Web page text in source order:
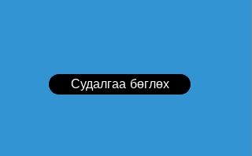
Судалгаа бөглөх